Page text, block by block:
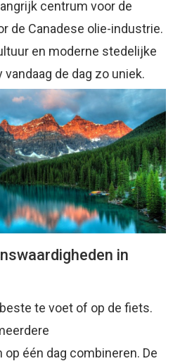
centrum voor de
de Canadese olie-industrie.
en moderne stedelijke
de dag zo uniek.
in
te voet of op de fiets.
één dag combineren. De